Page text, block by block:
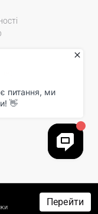
Reserved.
Перейти